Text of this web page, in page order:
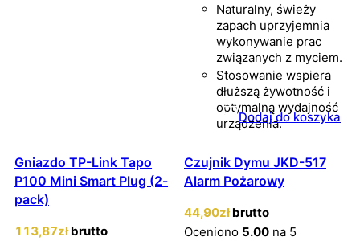
Naturalny, świeży
zapach uprzyjemnia
wykonywanie prac
związanych z myciem.
Stosowanie wspiera
dłuższą żywotność i
optymalną wydajność
urządzenia.
Dodaj do koszyka
Gniazdo TP-Link Tapo
P100 Mini Smart Plug (2-
pack)
113,87zł brutto
Czujnik Dymu JKD-517
Alarm Pożarowy
44,90zł brutto
Oceniono 5.00 na 5